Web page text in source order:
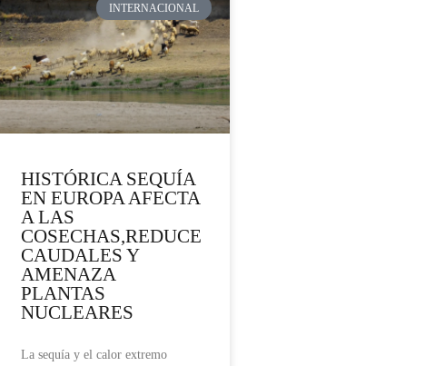
INTERNACIONAL
HISTÓRICA SEQUÍA
EN EUROPA AFECTA
A LAS
COSECHAS,REDUCE
CAUDALES Y
AMENAZA
PLANTAS
NUCLEARES
La sequía y el calor extremo